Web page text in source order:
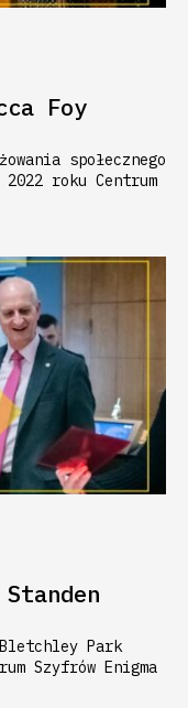
Foy
społecznego
roku Centrum
Park
Szyfrów Enigma